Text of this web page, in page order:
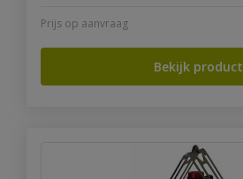
Prijs op aanvraag
Bekijk product